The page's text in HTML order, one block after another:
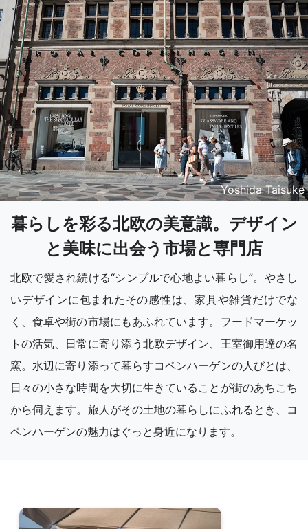
Yoshida Taisuke
暮らしを彩る北欧の美意識。デザイン
と美味に出会う市場と専門店
北欧で愛され続ける“シンプルで心地よい暮らし”。やさし
いデザインに包まれたその感性は、家具や雑貨だけでな
く、食卓や街の市場にもあふれています。フードマーケッ
トの活気、日常に寄り添う北欧デザイン、王室御用達の名
窯。水辺に寄り添って暮らすコペンハーゲンの人びとは、
日々の小さな時間を大切に生きていることが街のあちこち
から伺えます。旅人がその土地の暮らしにふれるとき、コ
ペンハーゲンの魅力はぐっと身近になります。